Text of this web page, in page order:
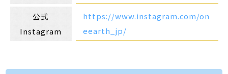
公式
Instagram
https://www.instagram.com/on
eearth_jp/